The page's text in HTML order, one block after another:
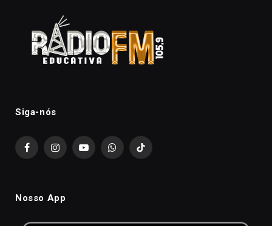
Siga-nós
FacebookInstagramYouTubeWhatsAppTikTok
Nosso App